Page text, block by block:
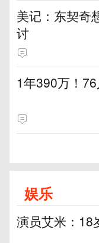
美记：东契奇
讨
1年390万！
娱乐
演员艾米：18